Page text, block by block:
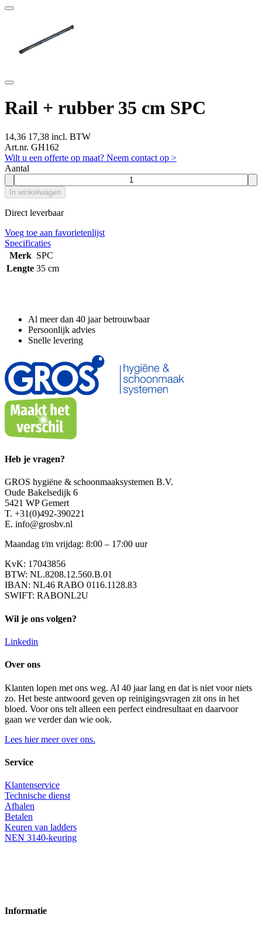
Rail + rubber 35 cm SPC
14,36 17,38 incl. BTW
Art.nr. GH162
Wilt u een offerte op maat? Neem contact op >
Aantal
In winkelwagen
Direct leverbaar
Voeg toe aan favorietenlijst
Specificaties
Merk SPC
Lengte 35 cm
Al meer dan 40 jaar betrouwbaar
Persoonlijk advies
Snelle levering
Heb je vragen?
GROS hygiëne & schoonmaaksystemen B.V.
Oude Bakelsedijk 6
5421 WP Gemert
T. +31(0)492-390221
E. info@grosbv.nl
Maandag t/m vrijdag: 8:00 – 17:00 uur
KvK: 17043856
BTW: NL.8208.12.560.B.01
IBAN: NL46 RABO 0116.1128.83
SWIFT: RABONL2U
Wil je ons volgen?
Linkedin
Over ons
Klanten lopen met ons weg. Al 40 jaar lang en dat is niet voor niets
zo. Het beste antwoord geven op reinigingsvragen zit ons in het
bloed. Voor ons telt alleen een perfect eindresultaat en daarvoor
gaan we verder dan wie ook.
Lees hier meer over ons.
Service
Klantenservice
Technische dienst
Afhalen
Betalen
Keuren van ladders
NEN 3140-keuring
Informatie